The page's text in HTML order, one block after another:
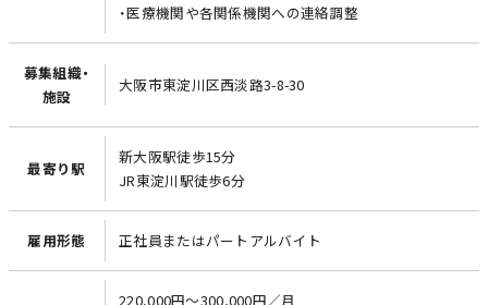
・医療機関や各関係機関への連絡調整
募集組織・
施設
大阪市東淀川区西淡路3-8-30
最寄り駅
新大阪駅徒歩15分
JR東淀川駅徒歩6分
雇用形態 正社員またはパートアルバイト
220,000円～300,000円／月